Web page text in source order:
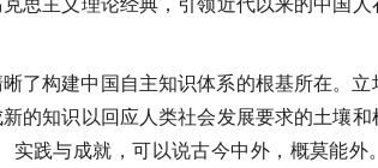
思主义理论经典，引领近代以来的中国人
了构建中国自主知识体系的根基所在。
的知识以回应人类社会发展要求的土壤和
践与成就，可以说古今中外，概莫能外